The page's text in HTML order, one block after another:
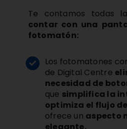
Te contamos todas
contar con una
fotomatón:
Los fotomatones
de Digital Centre
necesidad de
que simplifica la
optimiza el flujo
ofrece un aspecto